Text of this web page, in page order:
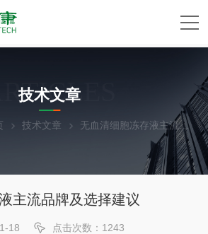
技术文章
技术文章 无血清细胞冻存液主流品牌及选择建议
主流品牌及选择建议
18 点击次数：1243